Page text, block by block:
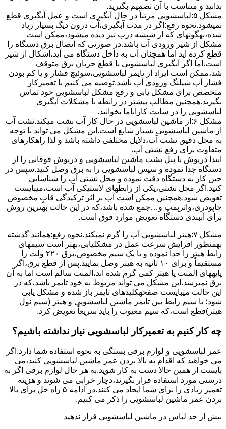
بدانید و متناسب با آن تصمیم بگیرید.
مشکل ۵:لباسشویی مرتباً در ﺣﺎل آﺑﮕﯿﺮی اﺳﺖ و ﻋﻤﻞ آﺑﮕﯿﺮی ﻗﻄﻊ
نمیشود.نحوه رﻓﻊ:اﮔﺮ در ﻣﺪت آﺑﮕﯿﺮی،آب درون دﯾﮓ ﺑﺴﯿﺎر زﯾﺎد
ﺷﺪه،بهگونهای ﮐﻪ از ﺷﯿﺸﻪ درب ﻧﯿﺰ دﯾﺪه میشود،ممکن است
مشکل از شیر ورودی آب باشد.در صورتی که اتصال برق دستگاه را
قطع کرده اید اما همچنان آب به داخل دستگاه می آید،اشکال از شیر
است.اما اگر آبگیری لباسشویی با قطع جریان برق متوقف
شد،ممکن است ایراد از تایمر لباسشویی،سوئیچ فشار و یا کم بودن
فشار آب شیلنگ ورودی آب باشد.توصیه می کنیم با تعمیرکار
متخصص برای مشکل یابی و رفع مشکل لباسشویی خود تماس
بگیرید.همچنین مطالب بیشتر در رابطه با مشکلات آبگیری
لباسشویی را در سایت کاراباما بخوانید.
مشکل ۶:از ﻣﺎﺷﯿﻦ لباسشویی در ﺣﺎل ﮐﺎر آب ﻧﺸﺖ میکند.نشت آب
از ماشین لباسشویی بسیار شایع است.این مشکل می تواند با توجه
به محل دقیق نشت آب،دلایل مختلفی داشته باشد و لذا راهکارهای
متفاوت برای رفع نشتی آب.
ابتدا درپوش یا پنل ﭘﺸﺖ ﻣﺎﺷﯿﻦ لباسشویی و درپوش ﻓﻮﻗﺎﻧﯽ را از
دستگاه ﺟﺪا ﻧﻤﻮده و ﺳﭙﺲ لباسشویی را ﺑﻪ ﺑﺮق وصل ﮐﻨﯿﺪ.سپس در
حین کار به دستگاه دقت نموده و ﻣﺤﻞ نشتی آب را ﺷﻨﺎﺳﺎﯾﯽ
کنید.اﮔﺮ ﻣﺤﻞ نشتی،ﯾﮑﯽ از رابطهای ﻻﺳﺘﯿﮑﯽ آب اﺳﺖ،میبایست
ﺗﻌﻮﯾﺾ شود.همچنین ﻣﻤﮑﻦ اﺳﺖ آب بر اثر ﺗﺮﮐﯿﺪﮔﯽ قابِ ﻣﺨﺼﻮص
ﺟﺎﭘﻮدری،واترپمپ و…جمع شده ﺑﺎﺷﺪ،ﮐﻪ در این حالت بهترین روش
برای آببندی دستگاه ﺗﻌﻮﯾﺾ ﻣﻮارد ﻓﻮق اﺳﺖ.
مشکل ۷:ﻫﯿﺘﺮ لباسشویی آب را ﮔﺮم نمیکند.نحوه رﻓﻊ:ﻫﻤﺎﻧﻨﺪ ﮔﺬﺷﺘﻪ
بهمنظور اﻓﺰاﯾﺶ ﺳﺮﻋﺖ ﻋﻤﻞ در مشکلیابی،بهتر است سیمهای
راﺑﻂ ﻫﯿﺘﺮ را ﺟﺪا ﻧﻤﻮده و ﺑﺎ ﯾﮏ ﺳﯿﻢ ﻣﺨﺼﻮص،برق ۲۲۰ ولت را
مستقیماً و برای ۱۰ ﺛﺎﻧﯿﻪ ﺑﻪ ﻫﯿﺘﺮ وصل نمایید.ﭘﺲ از ﻗﻄﻊ ﺑﺮق،اﮔﺮ
پایههای اﻟﻤﻨﺖ یا هیتر کمی ﮔﺮم ﺷﺪه اند،اﻟﻤﻨﺖ ﺳﺎﻟﻢ است اما ﺑﻪ آن
ﺑﺮق نمیرسد.اﯾﻦ ﻣﺸﮑﻞ می تواند مربوط به ﺧﻮد ﺗﺎﯾﻤﺮ باشد،ﮐﻪ در
این حالت میبایست صفحهکلیدهای ﺗﺎﯾﻤﺮ باز شده و مشکل یابی
شود؛ ﯾﺎ ﺳﯿﻢ راﺑﻂ ﺑﯿﻦ ﺗﺎﯾﻤﺮ ماشین لباسشویی و ﻫﯿﺘﺮ (سیم ﻧﻮل
ﻫﯿﺘﺮ)ﻗﻄﻊ اﺳﺖ،ﮐﻪ ﺳﯿﻢ ﻣﻌﯿﻮب را ﺑﺎﯾﺪ سریعاً ﺗﻌﻮﯾﺾ کرد.
چه کار کنیم به تعمیرکار لباسشویی نیاز نداشته باشیم؟
عمر لباسشویی و لوازم برقی بستگی به نحوه استفاده شما دارد.اگر
می خواهید که اقدام به بالا بردن عمر ماشین لباسشویی کنید،می
بایست از همین حالا دست به کار شوید.به هر حال لوازم برقی اگر به
درستی مورد استفاده قرار نگیرند،دچار خرابی می شوند و هزینه
تعمیر زیادی را برای شما ایجاد می کنند.در ادامه ۵ راه حل برای بالا
بردن عمر ماشین لباسشویی را ذکر می کنیم.
بیش از حد لباس در ماشین لباسشویی قرار ندهید